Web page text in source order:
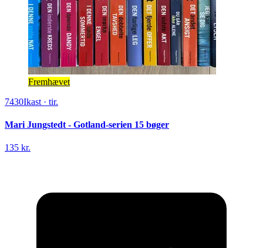
Fremhævet
7430Ikast · tir.
Mari Jungstedt - Gotland-serien 15 bøger
135 kr.